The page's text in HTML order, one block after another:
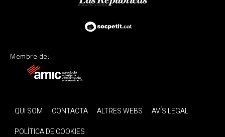
Membre de:
QUI SOM CONTACTA ALTRES WEBS
AVÍS LEGAL
POLÍTICA DE COOKIES